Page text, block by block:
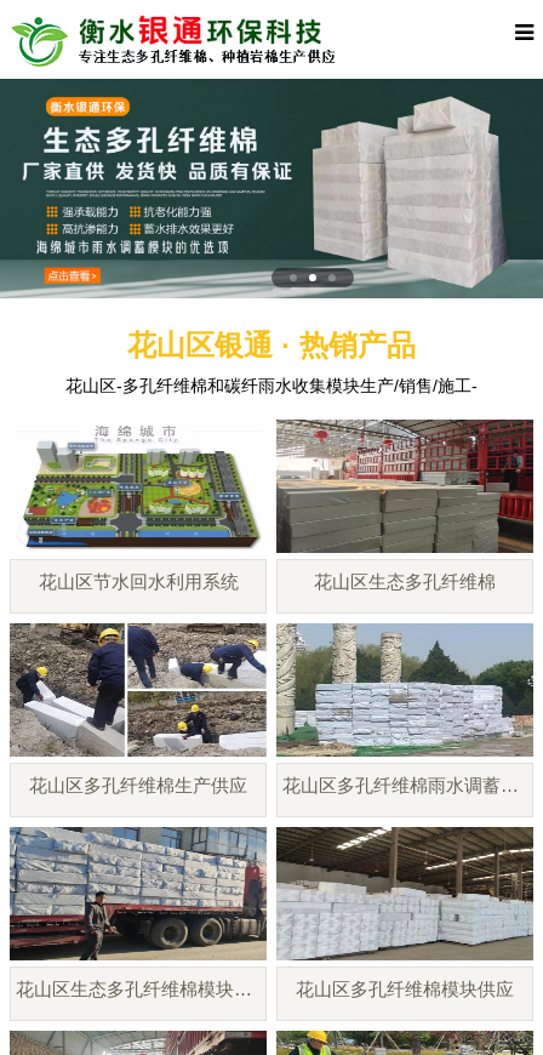
花山区银通 · 热销产品
花山区-多孔纤维棉和碳纤雨水收集模块生产/销售/施工-
花山区节水回水利用系统 花山区生态多孔纤维棉
花山区多孔纤维棉生产供应 花山区多孔纤维棉雨水调蓄模块
花山区生态多孔纤维棉模块厂家 花山区多孔纤维棉模块供应